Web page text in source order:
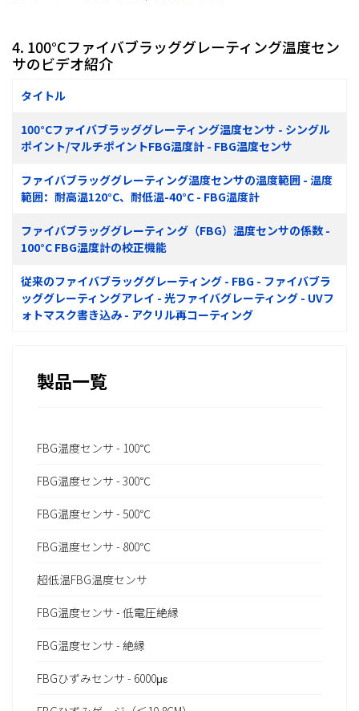
4. 100°Cファイバブラッググレーティング温度セン
サのビデオ紹介
タイトル
100°Cファイバブラッググレーティング温度センサ - シングル
ポイント/マルチポイントFBG温度計 - FBG温度センサ
ファイバブラッググレーティング温度センサの温度範囲 - 温度
範囲：耐高温120°C、耐低温-40°C - FBG温度計
ファイバブラッググレーティング（FBG）温度センサの係数 -
100°C FBG温度計の校正機能
従来のファイバブラッググレーティング - FBG - ファイバブラ
ッググレーティングアレイ - 光ファイバグレーティング - UVフ
ォトマスク書き込み - アクリル再コーティング
製品一覧
FBG温度センサ - 100℃
FBG温度センサ - 300℃
FBG温度センサ - 500℃
FBG温度センサ - 800℃
超低温FBG温度センサ
FBG温度センサ - 低電圧絶縁
FBG温度センサ - 絶縁
FBGひずみセンサ - 6000με